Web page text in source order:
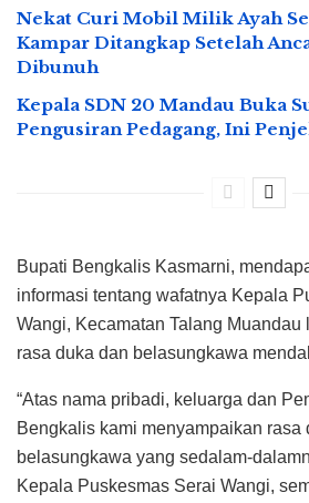
Nekat Curi Mobil Milik Ayah
Kampar Ditangkap Setelah
Dibunuh
Kepala SDN 20 Mandau Buka
Pengusiran Pedagang, Ini
Bupati Bengkalis Kasmarni,
informasi tentang wafatnya Kepala
Wangi, Kecamatan Talang Muandau
rasa duka dan belasungkawa
“Atas nama pribadi, keluarga dan
Bengkalis kami menyampaikan rasa
belasungkawa yang sedalam-
Kepala Puskesmas Serai Wangi,